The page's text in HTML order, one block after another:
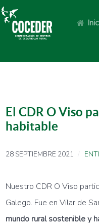
El CDR O Viso
habitable
28 SEPTIEMBRE 2021
Nuestro CDR O Viso
Galego. Fue en Vilar de
mundo rural sostenible y